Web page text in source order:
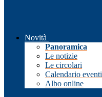
Novità
Panoramica
Le notizie
Le circolari
Calendario eventi
Albo online